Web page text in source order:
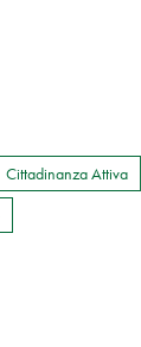
Cittadinanza Attiva